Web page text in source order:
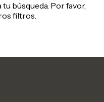
búsqueda. Por favor,
filtros.